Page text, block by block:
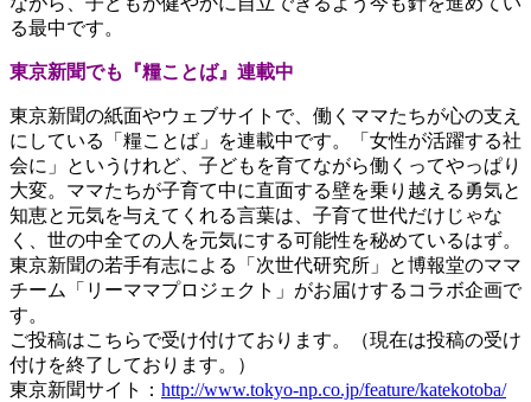
る最中です。
東京新聞でも『糧ことば』連載中
東京新聞の紙面やウェブサイトで、働くママたちが心の支え
にしている「糧ことば」を連載中です。「女性が活躍する社
会に」というけれど、子どもを育てながら働くってやっぱり
大変。ママたちが子育て中に直面する壁を乗り越える勇気と
知恵と元気を与えてくれる言葉は、子育て世代だけじゃな
く、世の中全ての人を元気にする可能性を秘めているはず。
東京新聞の若手有志による「次世代研究所」と博報堂のママ
チーム「リーママプロジェクト」がお届けするコラボ企画で
す。
ご投稿はこちらで受け付けております。（現在は投稿の受け
付けを終了しております。）
東京新聞サイト： http://www.tokyo-np.co.jp/feature/katekotoba/